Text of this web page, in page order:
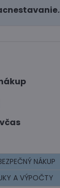
NÁKUP
A VÝPOČTY